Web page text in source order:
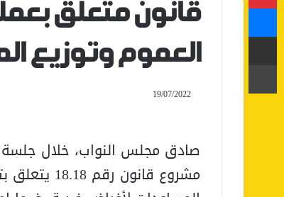
قانون متعلق
العموم وتوزيع
19/07/2022
مشروع